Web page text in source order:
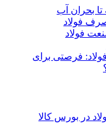
تا بحران آب
فولاد
فولاد
فرصتی برای